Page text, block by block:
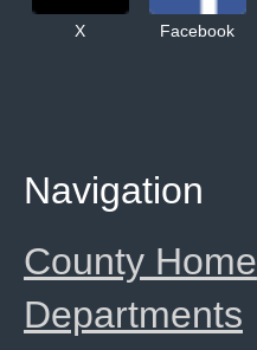
X Facebook
Navigation
County Home
Departments